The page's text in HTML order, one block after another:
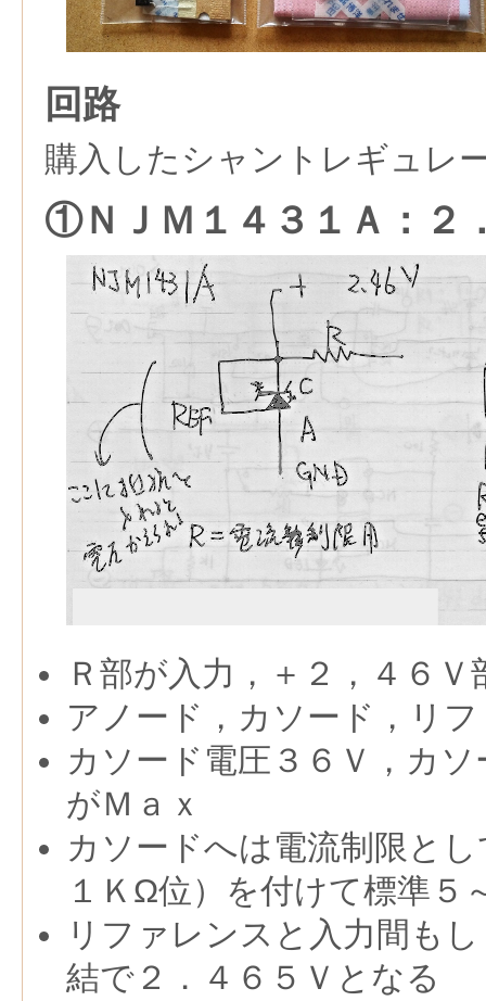
回路
購入したシャントレギュレ
①ＮＪＭ１４３１Ａ：２
Ｒ部が入力，＋２，４６Ｖ
アノード，カソード，リ
カソード電圧３６Ｖ，カ
がＭａｘ
カソードへは電流制限と
１ＫΩ位）を付けて標準５
リファレンスと入力間も
結で２．４６５Ｖとなる